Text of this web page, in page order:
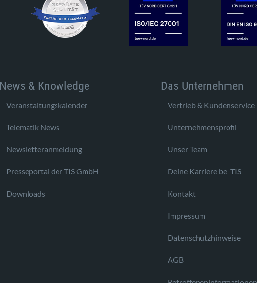
News & Knowledge
Veranstaltungskalender
Telematik News
Newsletteranmeldung
Presseportal der TIS GmbH
Downloads
Das Unternehmen
Vertrieb & Kundenservice
Unternehmensprofil
Unser Team
Deine Karriere bei TIS
Kontakt
Impressum
Datenschutzhinweise
AGB